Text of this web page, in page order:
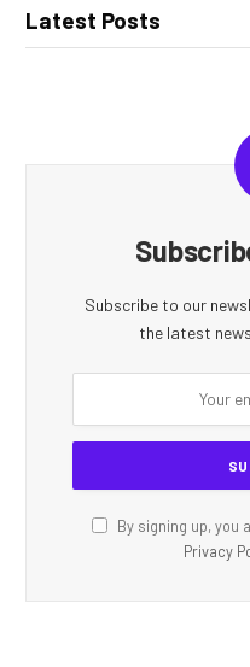
Latest Posts
Subscribe to our
the latest
By signing up, you
Privacy